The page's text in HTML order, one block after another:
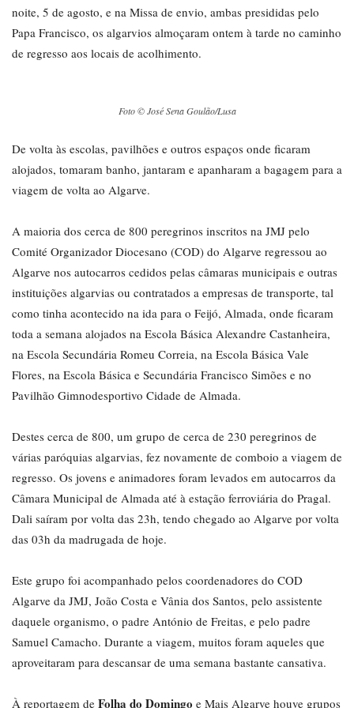
noite, 5 de agosto, e na Missa de envio, ambas presididas pelo
Papa Francisco, os algarvios almoçaram ontem à tarde no caminho
de regresso aos locais de acolhimento.
Foto © José Sena Goulão/Lusa
De volta às escolas, pavilhões e outros espaços onde ficaram
alojados, tomaram banho, jantaram e apanharam a bagagem para a
viagem de volta ao Algarve.
A maioria dos cerca de 800 peregrinos inscritos na JMJ pelo
Comité Organizador Diocesano (COD) do Algarve regressou ao
Algarve nos autocarros cedidos pelas câmaras municipais e outras
instituições algarvias ou contratados a empresas de transporte, tal
como tinha acontecido na ida para o Feijó, Almada, onde ficaram
toda a semana alojados na Escola Básica Alexandre Castanheira,
na Escola Secundária Romeu Correia, na Escola Básica Vale
Flores, na Escola Básica e Secundária Francisco Simões e no
Pavilhão Gimnodesportivo Cidade de Almada.
Destes cerca de 800, um grupo de cerca de 230 peregrinos de
várias paróquias algarvias, fez novamente de comboio a viagem de
regresso. Os jovens e animadores foram levados em autocarros da
Câmara Municipal de Almada até à estação ferroviária do Pragal.
Dali saíram por volta das 23h, tendo chegado ao Algarve por volta
das 03h da madrugada de hoje.
Este grupo foi acompanhado pelos coordenadores do COD
Algarve da JMJ, João Costa e Vânia dos Santos, pelo assistente
daquele organismo, o padre António de Freitas, e pelo padre
Samuel Camacho. Durante a viagem, muitos foram aqueles que
aproveitaram para descansar de uma semana bastante cansativa.
À reportagem de Folha do Domingo e Mais Algarve houve grupos